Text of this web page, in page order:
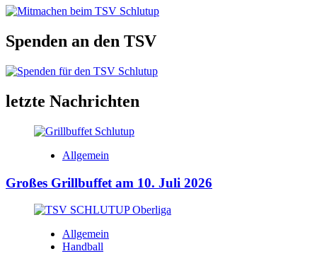
Spenden an den TSV
letzte Nachrichten
Allgemein
Großes Grillbuffet am 10. Juli 2026
Allgemein
Handball